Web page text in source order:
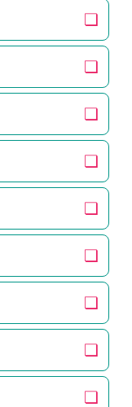
❏
❏
❏
❏
❏
❏
❏
❏
❏